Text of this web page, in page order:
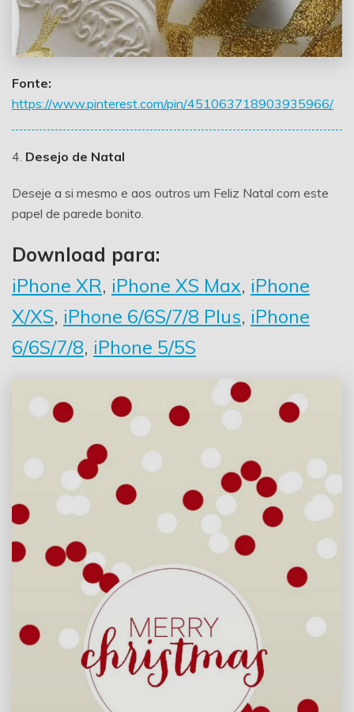
Fonte:
https://www.pinterest.com/pin/451063718903935966/
4. Desejo de Natal
Deseje a si mesmo e aos outros um Feliz Natal com este
papel de parede bonito.
Download para:
iPhone XR, iPhone XS Max, iPhone
X/XS, iPhone 6/6S/7/8 Plus, iPhone
6/6S/7/8, iPhone 5/5S